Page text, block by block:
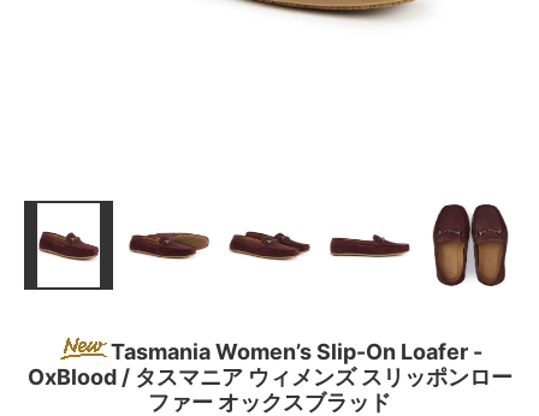
Tasmania Women’s Slip-On Loafer -
OxBlood / タスマニア ウィメンズ スリッポンロー
ファー オックスブラッド